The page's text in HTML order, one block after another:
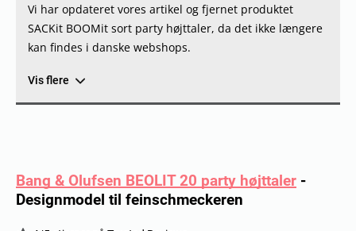
Vi har opdateret vores artikel og fjernet produktet
SACKit BOOMit sort party højttaler, da det ikke længere
kan findes i danske webshops.
Vis flere
Bang & Olufsen BEOLIT 20 party højttaler -
Designmodel til feinschmeckeren